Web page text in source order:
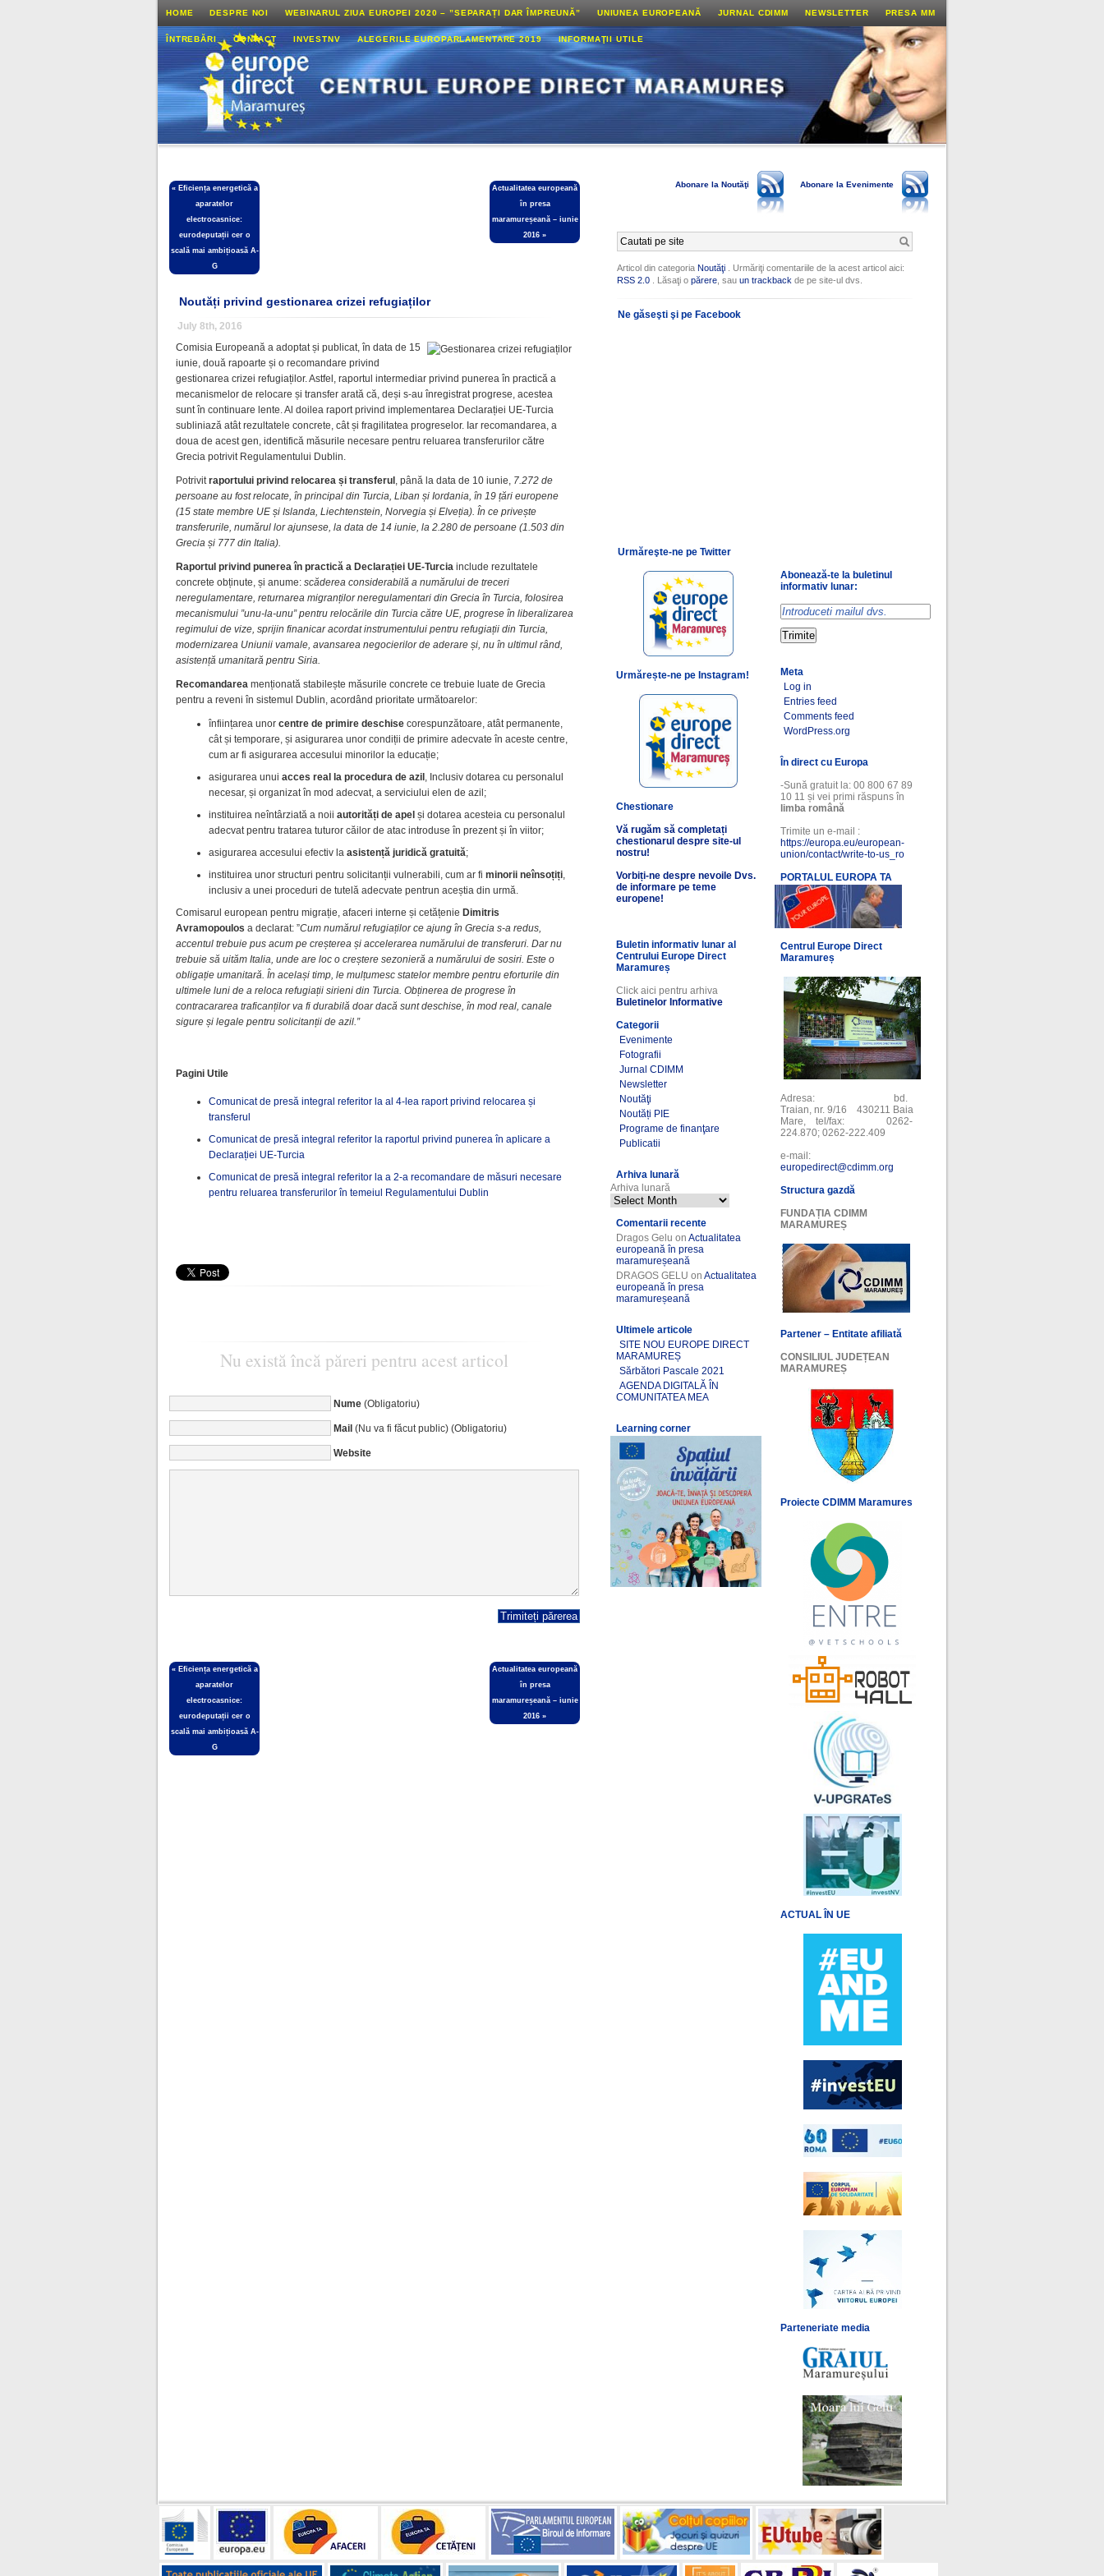
HOME DESPRE NOI WEBINARUL ZIUA EUROPEI 2020 – ”SEPARAȚI DAR ÎMPREUNĂ” UNIUNEA EUROPEANĂ JURNAL CDIMM NEWSLETTER PRESA MM
ÎNTREBĂRI CONTACT INVESTNV ALEGERILE EUROPARLAMENTARE 2019 INFORMAŢII UTILE
« Eficiența energetică a
aparatelor
electrocasnice:
eurodeputații cer o
scală mai ambițioasă A-
G
Actualitatea europeană
în presa
maramureșeană – iunie
2016 »
Noutăți privind gestionarea crizei refugiaților
July 8th, 2016
Comisia Europeană a adoptat și publicat, în data de 15
iunie, două rapoarte și o recomandare privind
gestionarea crizei refugiaților. Astfel, raportul intermediar privind punerea în practică a
mecanismelor de relocare și transfer arată că, deși s-au înregistrat progrese, acestea
sunt în continuare lente. Al doilea raport privind implementarea Declarației UE-Turcia
subliniază atât rezultatele concrete, cât și fragilitatea progreselor. Iar recomandarea, a
doua de acest gen, identifică măsurile necesare pentru reluarea transferurilor către
Grecia potrivit Regulamentului Dublin.
Potrivitraportului privind relocarea și transferul , până la data de 10 iunie, 7.272 de
persoane au fost relocate, în principal din Turcia, Liban și Iordania, în 19 țări europene
(15 state membre UE și Islanda, Liechtenstein, Norvegia și Elveția). În ce privește
transferurile, numărul lor ajunsese, la data de 14 iunie, la 2.280 de persoane (1.503 din
Grecia și 777 din Italia).
Raportul privind punerea în practică a Declarației UE-Turcia include rezultatele
concrete obținute, și anume:scăderea considerabilă a numărului de treceri
neregulamentare, returnarea migranților neregulamentari din Grecia în Turcia, folosirea
mecanismului ”unu-la-unu” pentru relocările din Turcia către UE, progrese în liberalizarea
regimului de vize, sprijin finanicar acordat instrumentului pentru refugiații din Turcia,
modernizarea Uniunii vamale, avansarea negocierilor de aderare și, nu în ultimul rând,
asistență umanitară pentru Siria.
Recomandarea menționată stabilește măsurile concrete ce trebuie luate de Grecia
pentru a reveni în sistemul Dublin, acordând prioritate următoarelor:
înființarea unorcentre de primire deschise corespunzătoare, atât permanente,
cât și temporare, și asigurarea unor condiții de primire adecvate în aceste centre,
cum ar fi asigurarea accesului minorilor la educație;
asigurarea unuiacces real la procedura de azil , Inclusiv dotarea cu personalul
necesar, și organizat în mod adecvat, a serviciului elen de azil;
instituirea neîntârziată a noiiautorități de apel și dotarea acesteia cu personalul
adecvat pentru tratarea tuturor căilor de atac introduse în prezent și în viitor;
asigurarea accesului efectiv laasistență juridică gratuită;
instituirea unor structuri pentru solicitanții vulnerabili, cum ar fiminorii neînsoțiți,
inclusiv a unei proceduri de tutelă adecvate pentrun aceștia din urmă.
Comisarul european pentru migrație, afaceri interne și cetățenie Dimitris
Avramopoulos a declarat: ”Cum numărul refugiaților ce ajung în Grecia s-a redus,
accentul trebuie pus acum pe creșterea și accelerarea numărului de transferuri. Dar nu
trebuie să uităm Italia, unde are loc o creștere sezonieră a numărului de sosiri. Este o
obligație umanitară. În același timp, le mulțumesc statelor membre pentru eforturile din
ultimele luni de a reloca refugiații sirieni din Turcia. Obținerea de progrese în
contracararea traficanților va fi durabilă doar dacă sunt deschise, în mod real, canale
sigure și legale pentru solicitanții de azil.”
Pagini Utile
Comunicat de presă integral referitor la al 4-lea raport privind relocarea și
transferul
Comunicat de presă integral referitor la raportul privind punerea în aplicare a
Declarației UE-Turcia
Comunicat de presă integral referitor la a 2-a recomandare de măsuri necesare
pentru reluarea transferurilor în temeiul Regulamentului Dublin
Nu există încă păreri pentru acest articol
Nume(Obligatoriu)
Mail(Nu va fi făcut public) (Obligatoriu)
Website
« Eficiența energetică a
aparatelor
electrocasnice:
eurodeputații cer o
scală mai ambițioasă A-
G
Actualitatea europeană
în presa
maramureșeană – iunie
2016 »
Abonare la Noutăţi Abonare la Evenimente
Articol din categoriaNoutăţi . Urmăriţi comentariile de la acest articol aici:
RSS 2.0 . Lăsaţi opărere , sauun trackbackde pe site-ul dvs.
Ne găseşti şi pe Facebook
Urmăreşte-ne pe Twitter
Urmărește-ne pe Instagram!
Chestionare
Vă rugăm să completați
chestionarul despre site-ul
nostru!
Vorbiți-ne despre nevoile Dvs.
de informare pe teme
europene!
Buletin informativ lunar al
Centrului Europe Direct
Maramureș
Click aici pentru arhiva
Buletinelor Informative
Categorii
Evenimente
Fotografii
Jurnal CDIMM
Newsletter
Noutăţi
Noutăți PIE
Programe de finanţare
Publicatii
Arhiva lunară
Arhiva lunară
Comentarii recente
Dragos Gelu onActualitatea
europeană în presa
maramureșeană
DRAGOS GELU onActualitatea
europeană în presa
maramureșeană
Ultimele articole
SITE NOU EUROPE DIRECT
MARAMUREȘ
Sărbători Pascale 2021
AGENDA DIGITALĂ ÎN
COMUNITATEA MEA
Learning corner
Abonează-te la buletinul
informativ lunar:
Meta
Log in
Entries feed
Comments feed
WordPress.org
În direct cu Europa
-Sună gratuit la: 00 800 67 89
10 11 și vei primi răspuns în
limba română
Trimite un e-mail :
https://europa.eu/european-
union/contact/write-to-us_ro
PORTALUL EUROPA TA
Centrul Europe Direct
Maramureș
Adresa: bd.
Traian, nr. 9/16 430211 Baia
Mare, tel/fax: 0262-
224.870; 0262-222.409
e-mail:
europedirect@cdimm.org
Structura gazdă
FUNDAȚIA CDIMM
MARAMUREȘ
Partener – Entitate afiliată
CONSILIUL JUDEȚEAN
MARAMUREȘ
Proiecte CDIMM Maramures
ACTUAL ÎN UE
Parteneriate media